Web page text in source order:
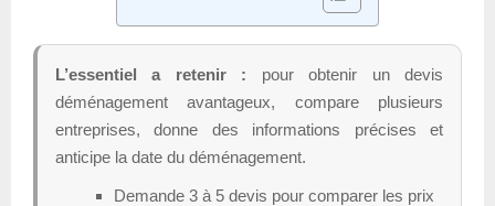
L’essentiel a retenir : pour obtenir un devis
déménagement avantageux, compare plusieurs
entreprises, donne des informations précises et
anticipe la date du déménagement.
Demande 3 à 5 devis pour comparer les prix